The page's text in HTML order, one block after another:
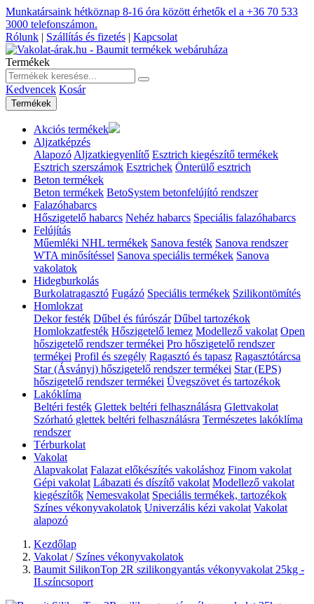
Munkatársaink hétköznap 8-16 óra között érhetők el a +36 70 533
3000 telefonszámon.
Rólunk | Szállítás és fizetés | Kapcsolat
Termékek
Kedvencek Kosár
Termékek
Akciós termékek
Aljzatképzés
Alapozó Aljzatkiegyenlítő Esztrich kiegészítő termékek
Esztrich szerszámok Esztrichek Önterülő esztrich
Beton termékek
Beton termékek BetoSystem betonfelújító rendszer
Falazóhabarcs
Hőszigetelő habarcs Nehéz habarcs Speciális falazóhabarcs
Felújítás
Műemléki NHL termékek Sanova festék Sanova rendszer
WTA minősítéssel Sanova speciális termékek Sanova
vakolatok
Hidegburkolás
Burkolatragasztó Fugázó Speciális termékek Szilikontömítés
Homlokzat
Dekor festék Dűbel és fúrószár Dűbel tartozékok
Homlokzatfesték Hőszigetelő lemez Modellező vakolat Open
hőszigetelő rendszer termékei Pro hőszigetelő rendszer
termékei Profil és szegély Ragasztó és tapasz Ragasztótárcsa
Star (Ásványi) hőszigetelő rendszer termékei Star (EPS)
hőszigetelő rendszer termékei Üvegszövet és tartozékok
Lakóklíma
Beltéri festék Glettek beltéri felhasználásra Glettvakolat
Szórható glettek beltéri felhasználásra Természetes lakóklíma
rendszer
Térburkolat
Vakolat
Alapvakolat Falazat előkészítés vakoláshoz Finom vakolat
Gépi vakolat Lábazati és díszítő vakolat Modellező vakolat
kiegészítők Nemesvakolat Speciális termékek, tartozékok
Színes vékonyvakolatok Univerzális kézi vakolat Vakolat
alapozó
Kezdőlap
Vakolat / Színes vékonyvakolatok
Baumit SilikonTop 2R szilikongyantás vékonyvakolat 25kg -
II.színcsoport